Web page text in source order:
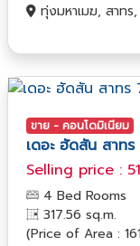
ทุ่งมหาเมฆ, สาทร
ขาย - คอนโดมิเนียม
เดอะ ฮัดสัน สาท
Selling price :
4 Bed Rooms
317.56 sq.m.
(Price of Area :